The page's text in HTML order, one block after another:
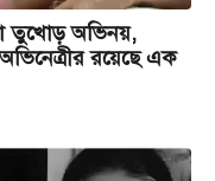
তুখোড় অভিনয়,
রয়েছে এক